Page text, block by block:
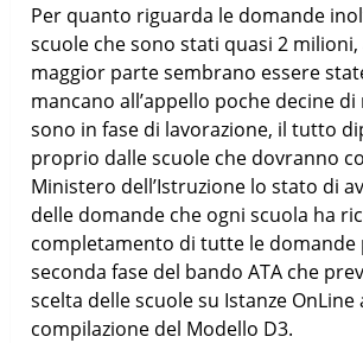
Per quanto riguarda le domande
scuole che sono stati quasi 2 milioni,
maggior parte sembrano essere
mancano all’appello poche decine
sono in fase di lavorazione, il tutto
proprio dalle scuole che dovranno
Ministero dell’Istruzione lo stato di
delle domande che ogni scuola ha
completamento di tutte le domande
seconda fase del bando ATA che
scelta delle scuole su Istanze
compilazione del Modello D3.